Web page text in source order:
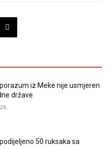
iz Meke nije usmjeren
države
50 ruksaka sa